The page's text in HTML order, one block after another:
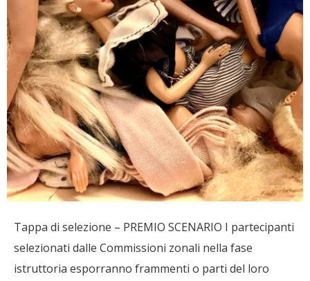
Tappa di selezione – PREMIO SCENARIO I partecipanti
selezionati dalle Commissioni zonali nella fase
istruttoria esporranno frammenti o parti del loro